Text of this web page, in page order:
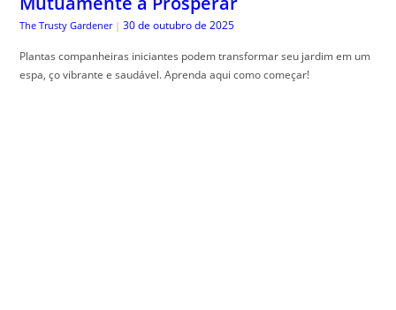
The Trusty Gardener | 30 de outubro de 2025
Plantas companheiras iniciantes podem transformar seu jardim em um
espa, ço vibrante e saudável. Aprenda aqui como começar!